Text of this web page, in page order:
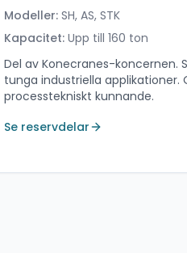
Modeller: SH, AS, STK
Kapacitet: Upp till 160 ton
Del av Konecranes-koncernen.
tunga industriella
processtekniskt kunnande.
Se reservdelar